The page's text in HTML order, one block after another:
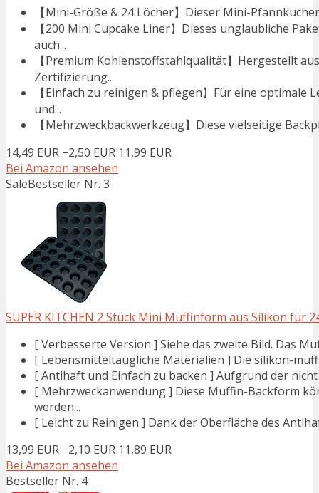
【Mini-Größe & 24 Löcher】Dieser Mini-
【200 Mini Cupcake Liner】Dieses unglaubliche
auch...
【Premium Kohlenstoffstahlqualität】Hergestellt
Zertifizierung...
【Einfach zu reinigen & pflegen】Für eine optimale
und...
【Mehrzweckbackwerkzeug】Diese vielseitige
14,49 EUR −2,50 EUR 11,99 EUR
Bei Amazon ansehen
SaleBestseller Nr. 3
SUPER KITCHEN 2 Stück Mini Muffinform aus Silikon für
[ Verbesserte Version ] Siehe das zweite Bild. Das
[ Lebensmitteltaugliche Materialien ] Die silikon-
[ Antihaft und Einfach zu backen ] Aufgrund der
[ Mehrzweckanwendung ] Diese Muffin-Backform
werden...
[ Leicht zu Reinigen ] Dank der Oberfläche des
13,99 EUR −2,10 EUR 11,89 EUR
Bei Amazon ansehen
Bestseller Nr. 4